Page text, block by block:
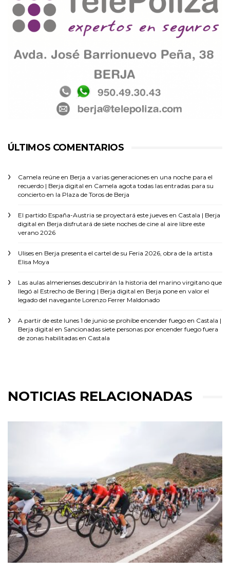
ÚLTIMOS COMENTARIOS
Camela reúne en Berja a varias generaciones en una noche para el
recuerdo | Berja digital en Camela agota todas las entradas para su
concierto en la Plaza de Toros de Berja
El partido España-Austria se proyectará este jueves en Castala | Berja
digital en Berja disfrutará de siete noches de cine al aire libre este
verano 2026
Ulises en Berja presenta el cartel de su Feria 2026, obra de la artista
Elisa Moya
Las aulas almerienses descubrirán la historia del marino virgitano que
llegó al Estrecho de Bering | Berja digital en Berja pone en valor el
legado del navegante Lorenzo Ferrer Maldonado
A partir de este lunes 1 de junio se prohíbe encender fuego en Castala |
Berja digital en Sancionadas siete personas por encender fuego fuera
de zonas habilitadas en Castala
NOTICIAS RELACIONADAS